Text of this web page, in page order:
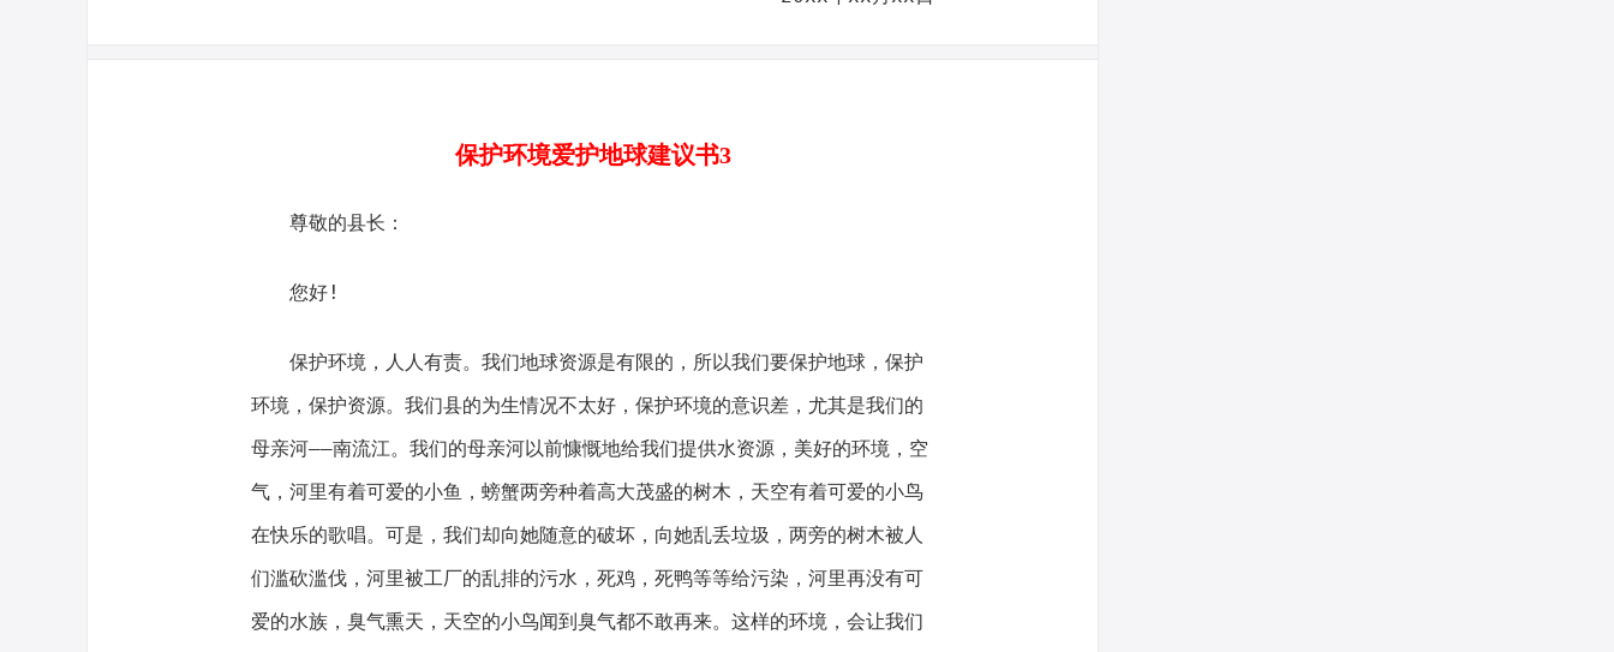
保护环境爱护地球建议书3
尊敬的县长：
您好!
保护环境，人人有责。我们地球资源是有限的，所以我们要保护地球，保护
环境，保护资源。我们县的为生情况不太好，保护环境的意识差，尤其是我们的
母亲河——南流江。我们的母亲河以前慷慨地给我们提供水资源，美好的环境，空
气，河里有着可爱的小鱼，螃蟹两旁种着高大茂盛的树木，天空有着可爱的小鸟
在快乐的歌唱。可是，我们却向她随意的破坏，向她乱丢垃圾，两旁的树木被人
们滥砍滥伐，河里被工厂的乱排的污水，死鸡，死鸭等等给污染，河里再没有可
爱的水族，臭气熏天，天空的小鸟闻到臭气都不敢再来。这样的环境，会让我们